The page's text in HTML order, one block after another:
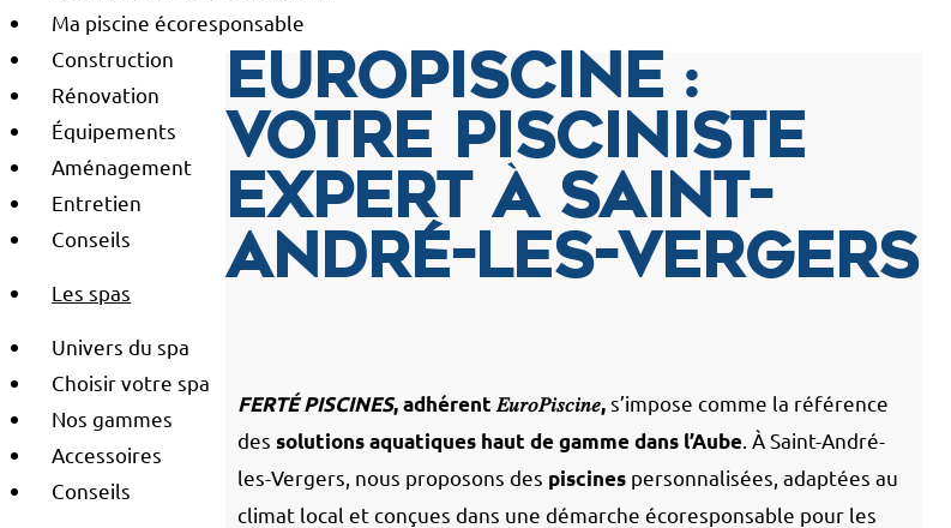
Ma piscine écoresponsable
Construction
Rénovation
Équipements
Aménagement
Entretien
Conseils
Les spas
Univers du spa
Choisir votre spa
Nos gammes
Accessoires
Conseils
EuroPiscine :
votre pisciniste
expert à Saint-
André-les-Vergers
FERTÉ PISCINES, adhérent 𝐸𝑢𝑟𝑜𝑃𝑖𝑠𝑐𝑖𝑛𝑒,s’impose comme la référence
des solutions aquatiques haut de gamme dans l’Aube . À Saint-André-
les-Vergers, nous proposons des piscines personnalisées, adaptées au
climat local et conçues dans une démarche écoresponsable pour les